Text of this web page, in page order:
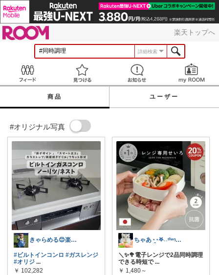
楽天トップへ
詳細検索
見つける お知らせ
商品 ユーザー
#オリジナル写真
きゃらめる😊楽天ROOM🤩
#ビルトインコンロ #ガスレンジ
#オリジ ...
￥ 102,282
ちゃあ◔̯◔‪𖤐˒˒ᵗʱᵃᵑᵏᵧₒᵤ
＼✨🥦電子レンジで2品同時調理
できる時短で ...
￥ 1,480～